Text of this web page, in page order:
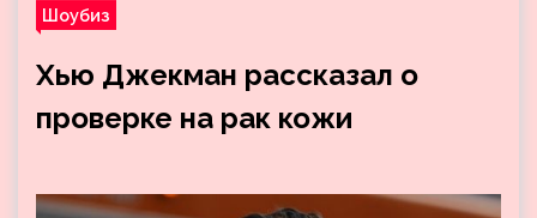
Шоубиз
Хью Джекман рассказал о
проверке на рак кожи